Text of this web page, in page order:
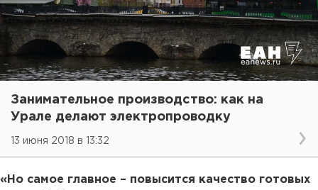
Занимательное производство: как на
Урале делают электропроводку
13 июня 2018 в 13:32
«Но самое главное – повысится качество готовых